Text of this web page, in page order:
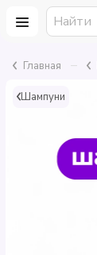
Главная –
Шампуни